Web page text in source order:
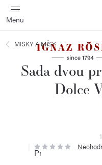
Přejít
na
obsah
MISKY A MÍSY
Sada dvou
Dolce
Průměrné
hodnocení